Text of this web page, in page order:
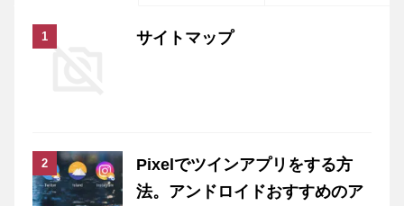
サイトマップ
Pixelでツインアプリをする方
法。アンドロイドおすすめのア